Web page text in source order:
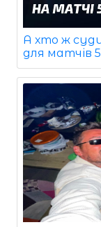
А хто ж
для матчів